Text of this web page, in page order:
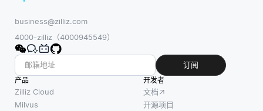
business@zilliz.com
4000-zilliz（4000945549）
订阅
产品
Zilliz Cloud
Milvus
开发者
文档
开源项目